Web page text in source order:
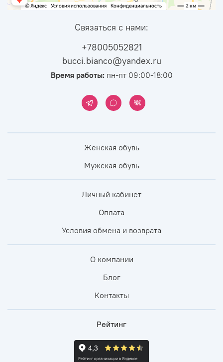
Связаться с нами:
+78005052821
bucci.bianco@yandex.ru
Время работы:пн-пт 09:00-18:00
Женская обувь
Мужская обувь
Личный кабинет
Оплата
Условия обмена и возврата
О компании
Блог
Контакты
Рейтинг